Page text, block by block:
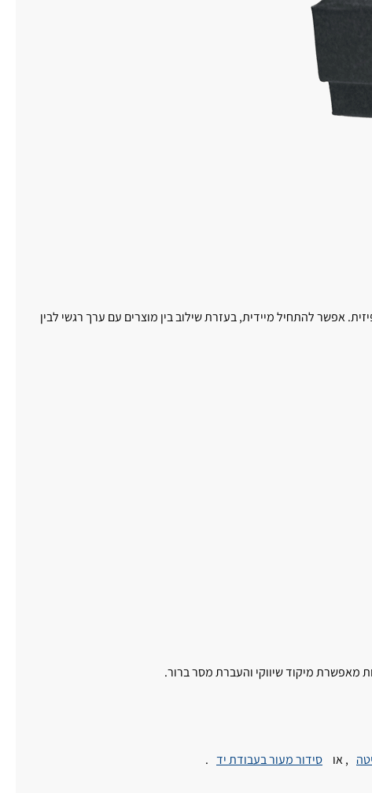
אפשר להתחיל מיידית, בעזרת שילוב בין מוצרים עם ערך רגשי לבין
מאפשרת מיקוד שיווקי והעברת מסר ברור.
, או סידור מעור בעבודת יד .